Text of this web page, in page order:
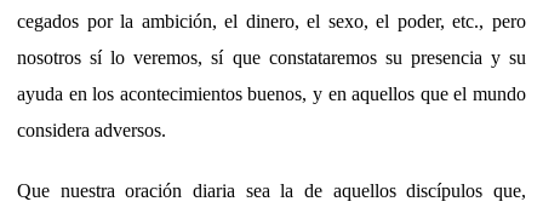
cegados por la ambición, el dinero, el sexo, el poder, etc., pero
nosotros sí lo veremos, sí que constataremos su presencia y su
ayuda en los acontecimientos buenos, y en aquellos que el mundo
considera adversos.
Que nuestra oración diaria sea la de aquellos discípulos que,